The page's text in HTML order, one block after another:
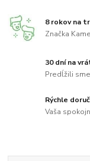
8 rokov na
Značka
30 dní na
Predĺžili
Rýchle
Vaša